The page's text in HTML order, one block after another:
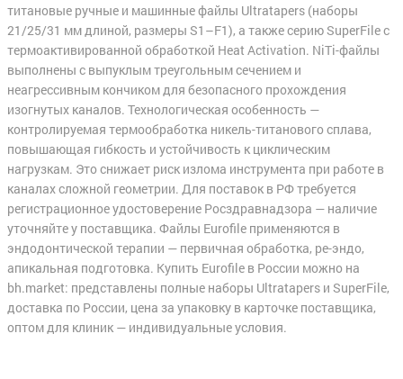
титановые ручные и машинные файлы Ultratapers (наборы
21/25/31 мм длиной, размеры S1–F1), а также серию SuperFile с
термоактивированной обработкой Heat Activation. NiTi-файлы
выполнены с выпуклым треугольным сечением и
неагрессивным кончиком для безопасного прохождения
изогнутых каналов. Технологическая особенность —
контролируемая термообработка никель-титанового сплава,
повышающая гибкость и устойчивость к циклическим
нагрузкам. Это снижает риск излома инструмента при работе в
каналах сложной геометрии. Для поставок в РФ требуется
регистрационное удостоверение Росздравнадзора — наличие
уточняйте у поставщика. Файлы Eurofile применяются в
эндодонтической терапии — первичная обработка, ре-эндо,
апикальная подготовка. Купить Eurofile в России можно на
bh.market: представлены полные наборы Ultratapers и SuperFile,
доставка по России, цена за упаковку в карточке поставщика,
оптом для клиник — индивидуальные условия.